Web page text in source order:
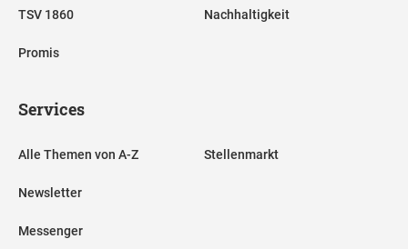
TSV 1860
Promis
Nachhaltigkeit
Services
Alle Themen von A-Z
Newsletter
Messenger
Stellenmarkt